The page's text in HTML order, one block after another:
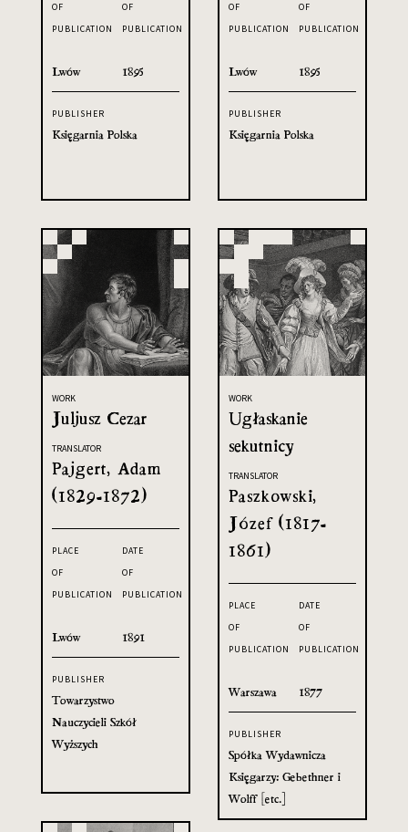
OF
PUBLICATION
Lwów
OF
PUBLICATION
1895
PUBLISHER
Księgarnia Polska
OF
PUBLICATION
Lwów
OF
PUBLICATION
1895
PUBLISHER
Księgarnia Polska
WORK
Juljusz Cezar
TRANSLATOR
Pajgert, Adam
(1829-1872)
PLACE
OF
PUBLICATION
Lwów
DATE
OF
PUBLICATION
1891
PUBLISHER
Towarzystwo
Nauczycieli Szkół
Wyższych
WORK
Ugłaskanie
sekutnicy
TRANSLATOR
Paszkowski,
Józef (1817-
1861)
PLACE
OF
PUBLICATION
Warszawa
DATE
OF
PUBLICATION
1877
PUBLISHER
Spółka Wydawnicza
Księgarzy: Gebethner i
Wolff [etc.]